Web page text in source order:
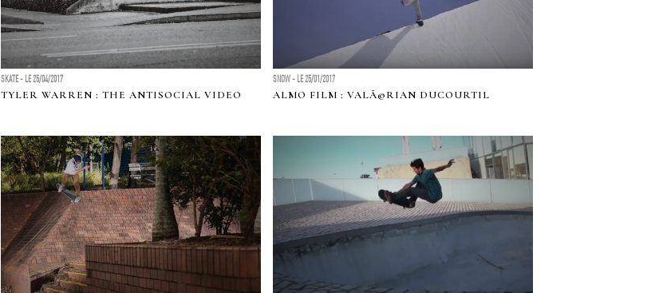
SKATE - LE 25/04/2017
TYLER WARREN : THE ANTISOCIAL VIDEO
SNOW - LE 25/01/2017
ALMO FILM : VALÃ©RIAN DUCOURTIL